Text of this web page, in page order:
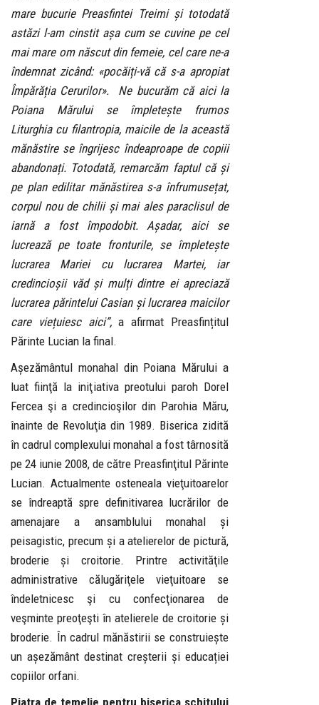
mare bucurie Preasfintei Treimi și totodată
astăzi l-am cinstit așa cum se cuvine pe cel
mai mare om născut din femeie, cel care ne-a
îndemnat zicând: «pocăiți-vă că s-a apropiat
Împărăția Cerurilor». Ne bucurăm că aici la
Poiana Mărului se împletește frumos
Liturghia cu filantropia, maicile de la această
mănăstire se îngrijesc îndeaproape de copiii
abandonați. Totodată, remarcăm faptul că și
pe plan edilitar mănăstirea s-a înfrumusețat,
corpul nou de chilii și mai ales paraclisul de
iarnă a fost împodobit. Așadar, aici se
lucrează pe toate fronturile, se împletește
lucrarea Mariei cu lucrarea Martei, iar
credincioșii văd și mulți dintre ei apreciază
lucrarea părintelui Casian și lucrarea maicilor
care viețuiesc aici”,a afirmat Preasfințitul
Părinte Lucian la final.
Așezământul monahal din Poiana Mărului a
luat fiinţă la iniţiativa preotului paroh Dorel
Fercea şi a credincioşilor din Parohia Măru,
înainte de Revoluţia din 1989. Biserica zidită
în cadrul complexului monahal a fost târnosită
pe 24 iunie 2008, de către Preasfinţitul Părinte
Lucian. Actualmente osteneala vieţuitoarelor
se îndreaptă spre definitivarea lucrărilor de
amenajare a ansamblului monahal și
peisagistic, precum și a atelierelor de pictură,
broderie și croitorie. Printre activităţile
administrative călugăriţele vieţuitoare se
îndeletnicesc şi cu confecţionarea de
veşminte preoţeşti în atelierele de croitorie și
broderie. În cadrul mănăstirii se construiește
un așezământ destinat creșterii și educației
copiilor orfani.
Piatra de temelie pentru biserica schitului